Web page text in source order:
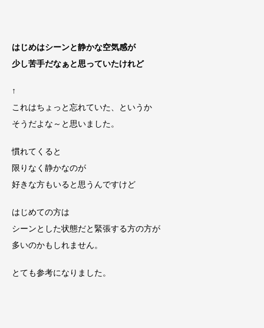
はじめはシーンと静かな空気感が
少し苦手だなぁと思っていたけれど
↑
これはちょっと忘れていた、というか
そうだよな～と思いました。
慣れてくると
限りなく静かなのが
好きな方もいると思うんですけど
はじめての方は
シーンとした状態だと緊張する方の方が
多いのかもしれません。
とても参考になりました。